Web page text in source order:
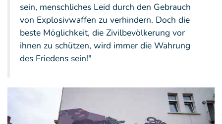
sein, menschliches Leid durch den Gebrauch
von Explosivwaffen zu verhindern. Doch die
beste Möglichkeit, die Zivilbevölkerung vor
ihnen zu schützen, wird immer die Wahrung
des Friedens sein!"